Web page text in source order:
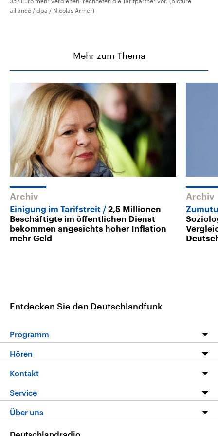
alliance / dpa / Nicolas Armer)
Mehr zum Thema
Archiv
Einigung im Tarifstreit
2,5 Millionen
Beschäftigte im öffentlichen Dienst
bekommen angesichts hoher Inflation
mehr Geld
Archiv
Entdecken Sie den Deutschlandfunk
Programm
Programm
Die Nachrichten
Nachrichtenleicht
Neue Beiträge auf dlf.de
Hören
Livestream
Podcasts
Deutschlandfunk App
Nachrichten App
Kontakt
Hörerservice
Service
FAQ
Über uns
Deutschlandradio